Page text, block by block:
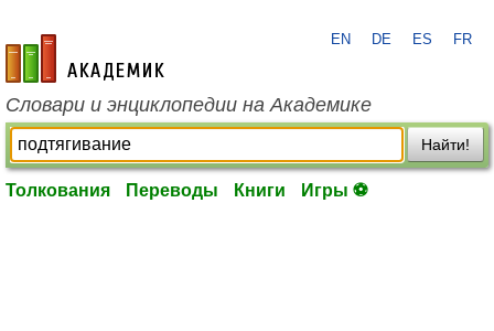
academic.ru
EN DE ES FR
Словари и энциклопедии на Академике
Найти!
Толкования Переводы Книги Игры ⚽